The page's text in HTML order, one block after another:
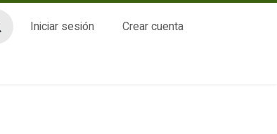
Iniciar sesión Crear cuenta